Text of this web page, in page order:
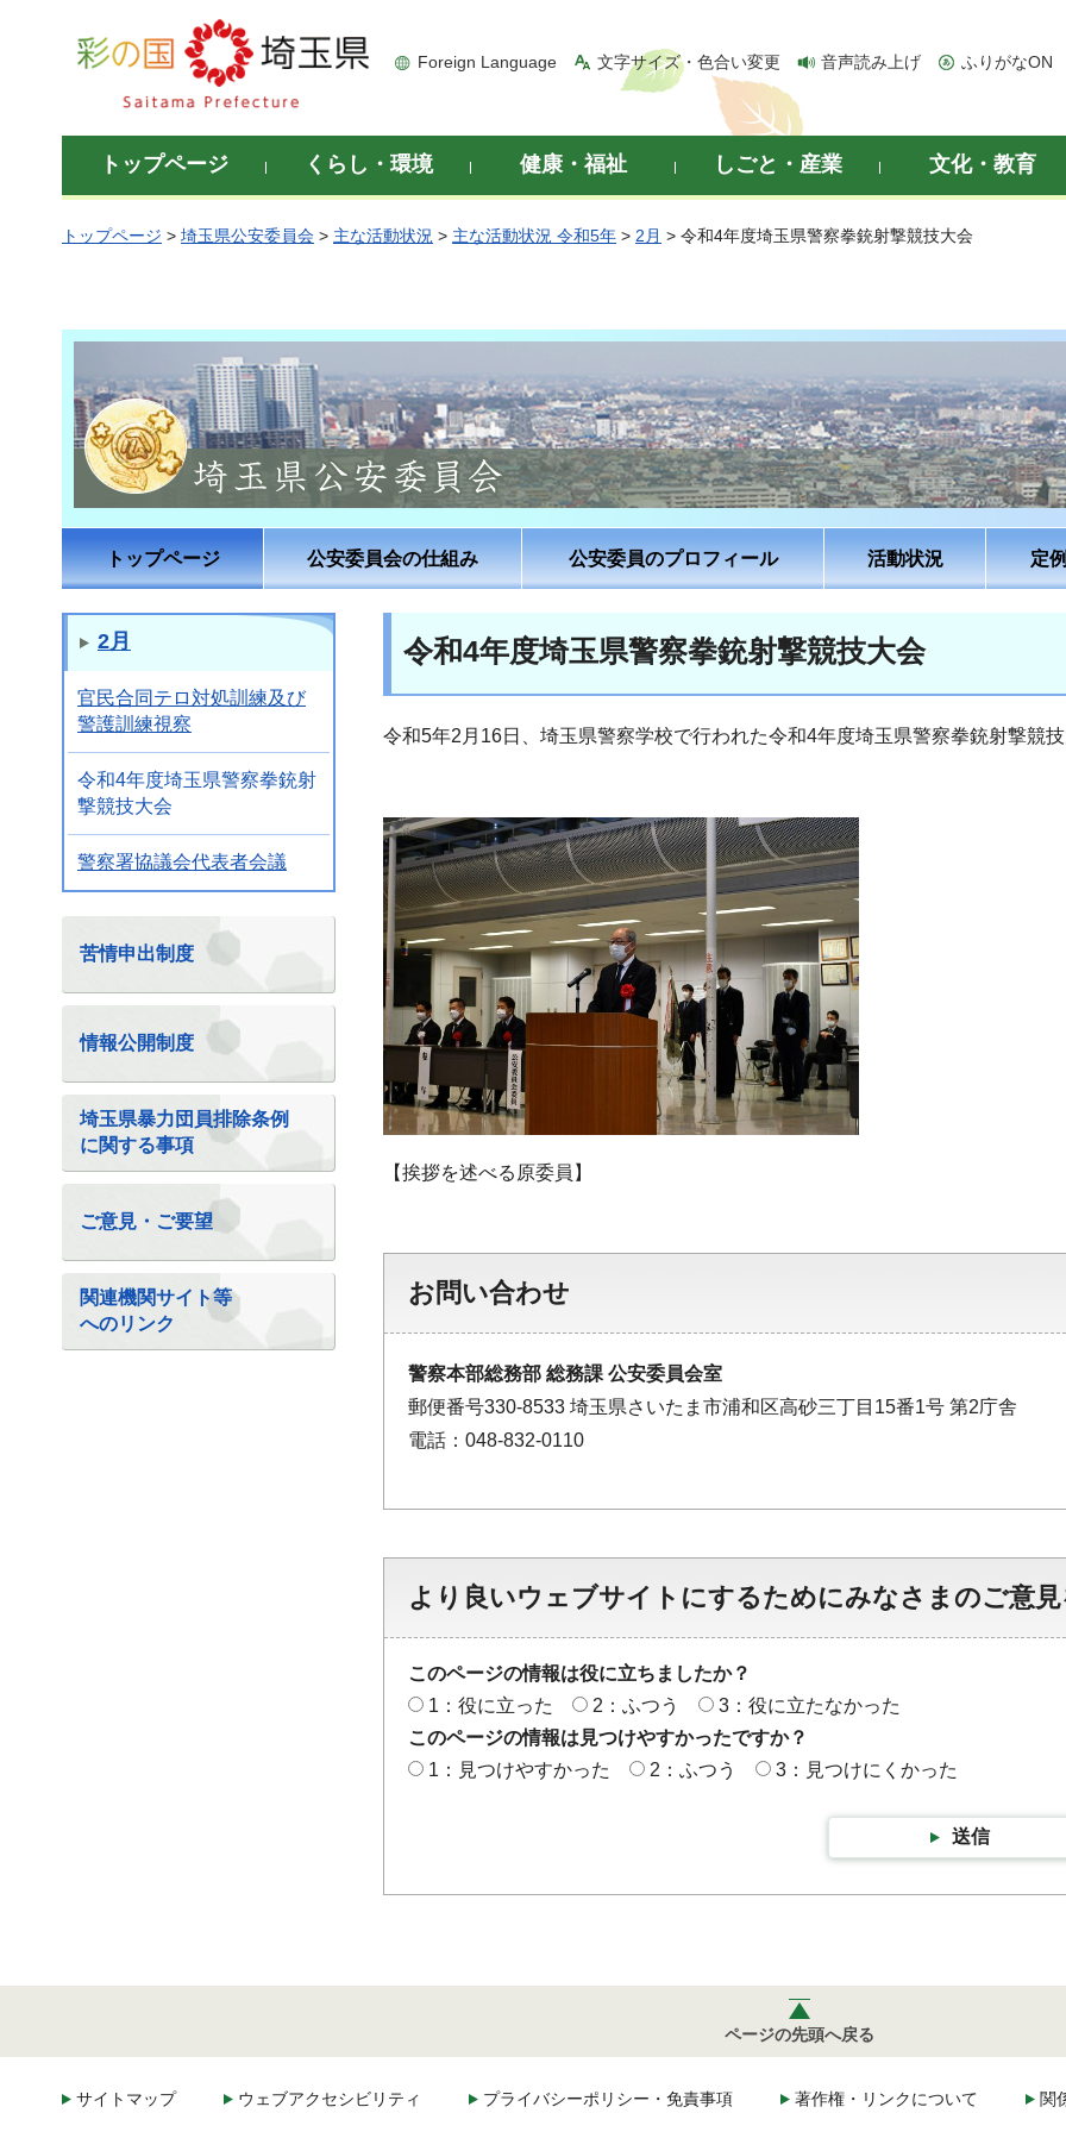
彩の国 埼玉県
Foreign Language 文字サイズ・色合い変更 音声読み上げ ふりがなON
トップページ くらし・環境 健康・福祉 しごと・産業 文化・教育
トップページ > 埼玉県公安委員会 > 主な活動状況 > 主な活動状況 令和5年 > 2月 > 令和4年度埼玉県警察拳銃射撃競技大会
トップページ 公安委員会の仕組み 公安委員のプロフィール 活動状況 定
2月
官民合同テロ対処訓練及び
警護訓練視察
令和4年度埼玉県警察拳銃射
撃競技大会
警察署協議会代表者会議
苦情申出制度
情報公開制度
埼玉県暴力団員排除条例
に関する事項
ご意見・ご要望
関連機関サイト等
へのリンク
令和4年度埼玉県警察拳銃射撃競技大会
令和5年2月16日、埼玉県警察学校で行われた令和4年度埼玉県警察拳銃射撃競
【挨拶を述べる原委員】
お問い合わせ
警察本部総務部 総務課 公安委員会室
郵便番号330-8533 埼玉県さいたま市浦和区高砂三丁目15番1号 第2庁舎
電話：048-832-0110
より良いウェブサイトにするためにみなさまのご意
このページの情報は役に立ちましたか？
1：役に立った
2：ふつう
3：役に立たなかった
このページの情報は見つけやすかったですか？
1：見つけやすかった
2：ふつう 3：見つけにくかった
送信
ページの先頭へ戻る
サイトマップ ウェブアクセシビリティ プライバシーポリシー・免責事項 著作権・リンクについて 関